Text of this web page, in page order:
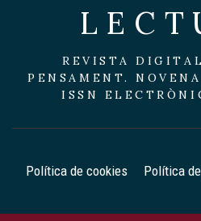
REVISTA
PENSAMENT.
ISSN
Política de cookies Política